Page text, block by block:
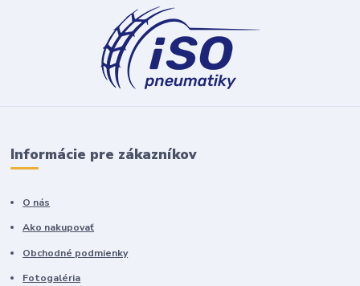
Informácie pre zákazníkov
O nás
Ako nakupovať
Obchodné podmienky
Fotogaléria